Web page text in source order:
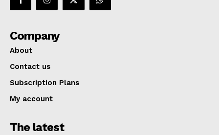
Company
About
Contact us
Subscription Plans
My account
The latest